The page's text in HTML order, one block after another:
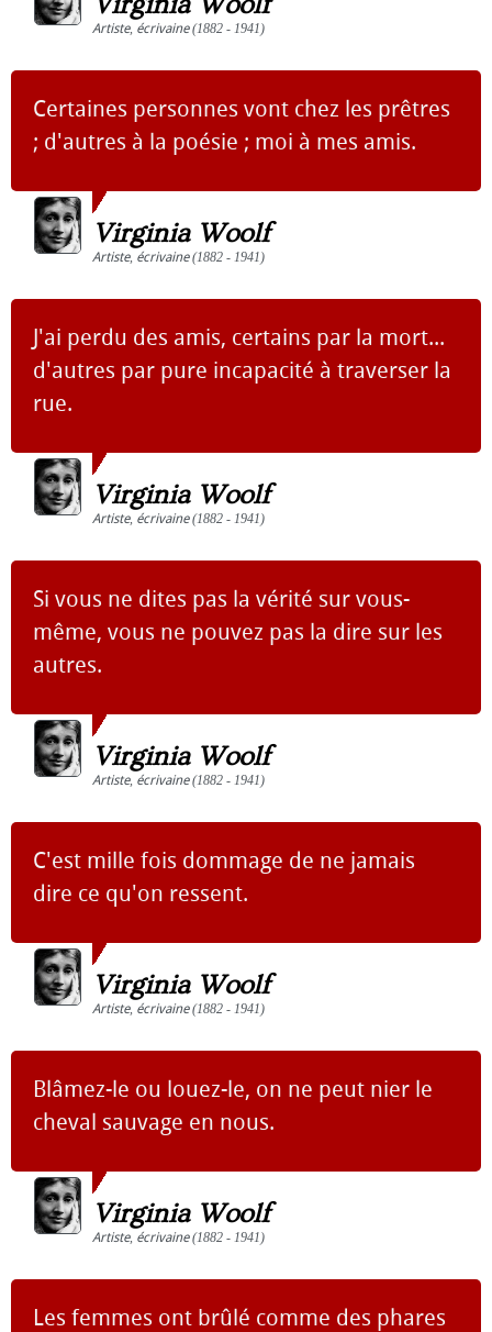
Artiste, écrivaine(1882 - 1941)
Certaines personnes vont chez les prêtres
; d'autres à la poésie ; moi à mes amis.
Virginia Woolf
Artiste, écrivaine(1882 - 1941)
J'ai perdu des amis, certains par la mort...
d'autres par pure incapacité à traverser la
rue.
Virginia Woolf
Artiste, écrivaine(1882 - 1941)
Si vous ne dites pas la vérité sur vous-
même, vous ne pouvez pas la dire sur les
autres.
Virginia Woolf
Artiste, écrivaine(1882 - 1941)
C'est mille fois dommage de ne jamais
dire ce qu'on ressent.
Virginia Woolf
Artiste, écrivaine(1882 - 1941)
Blâmez-le ou louez-le, on ne peut nier le
cheval sauvage en nous.
Virginia Woolf
Artiste, écrivaine(1882 - 1941)
Les femmes ont brûlé comme des phares